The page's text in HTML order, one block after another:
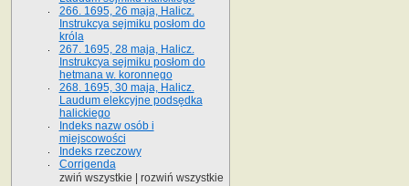
266. 1695, 26 maja, Halicz.
Instrukcya sejmiku posłom do
króla
267. 1695, 28 maja, Halicz.
Instrukcya sejmiku posłom do
hetmana w. koronnego
268. 1695, 30 maja, Halicz.
Laudum elekcyjne podsędka
halickiego
Indeks nazw osób i
miejscowości
Indeks rzeczowy
Corrigenda
zwiń wszystkie
rozwiń wszystkie